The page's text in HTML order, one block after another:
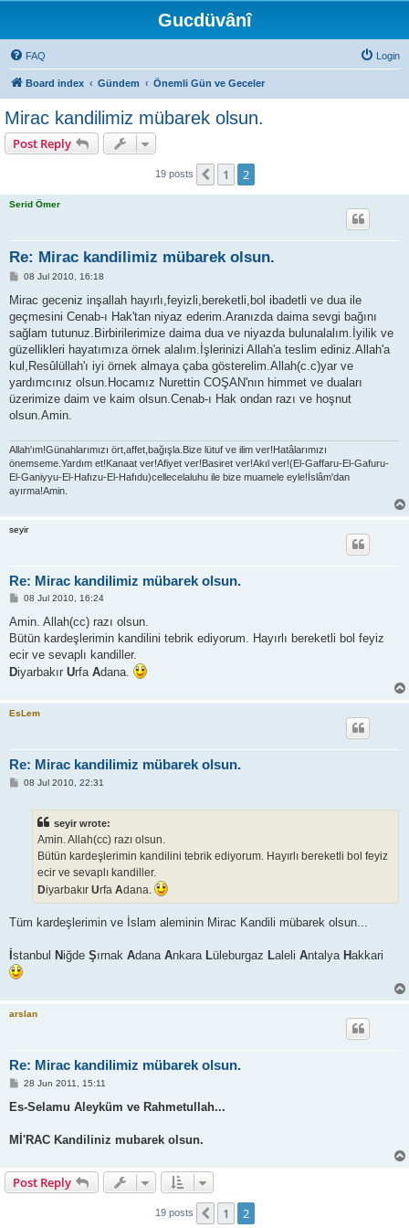
Gucdüvânî
FAQ Login
Board index Gündem Önemli Gün ve Geceler
Mirac kandilimiz mübarek olsun.
Post Reply
19 posts Previous
1 2
Serid Ömer
Re: Mirac kandilimiz mübarek olsun.
P
s
08 Jul 2010, 16:18
Mirac geceniz inşallah hayırlı,feyizli,bereketli,bol ibadetli ve dua ile
geçmesini Cenab-ı Hak'tan niyaz ederim.Aranızda daima sevgi bağını
sağlam tutunuz.Birbirilerimize daima dua ve niyazda bulunalalım.İyilik ve
güzellikleri hayatımıza örnek alalım.İşlerinizi Allah'a teslim ediniz.Allah'a
kul,Resûlüllah'ı iyi örnek almaya çaba gösterelim.Allah(c.c)yar ve
yardımcınız olsun.Hocamız Nurettin COŞAN'nın himmet ve duaları
üzerimize daim ve kaim olsun.Cenab-ı Hak ondan razı ve hoşnut
olsun.Amin.
Allah'ım!Günahlarımızı ört,affet,bağışla.Bize lütuf ve ilim ver!Hatâlarımızı
önemseme.Yardım et!Kanaat ver!Afiyet ver!Basiret ver!Akıl ver!(El-Gaffaru-El-Gafuru-
El-Ganiyyu-El-Hafızu-El-Hafıdu)cellecelaluhu ile bize muamele eyle!İslâm'dan
ayırma!Amin.
seyir
Re: Mirac kandilimiz mübarek olsun.
P
s
08 Jul 2010, 16:24
Amin. Allah(cc) razı olsun.
Bütün kardeşlerimin kandilini tebrik ediyorum. Hayırlı bereketli bol feyiz
ecir ve sevaplı kandiller.
Diyarbakır Urfa Adana.
EsLem
Re: Mirac kandilimiz mübarek olsun.
P08 Jul 2010, 22:31
seyir wrote:
Amin. Allah(cc) razı olsun.
Bütün kardeşlerimin kandilini tebrik ediyorum. Hayırlı bereketli bol feyiz
ecir ve sevaplı kandiller.
Diyarbakır Urfa Adana.
Tüm kardeşlerimin ve İslam aleminin Mirac Kandili mübarek olsun...
stanbul Niğde Şırnak Adana Ankara Lüleburgaz Laleli Antalya Hakkari
arslan
Re: Mirac kandilimiz mübarek olsun.
P
s
28 Jun 2011, 15:11
Es-Selamu Aleyküm ve Rahmetullah...
Mİ'RAC Kandiliniz mubarek olsun.
Post Reply
19 posts Previous
1 2